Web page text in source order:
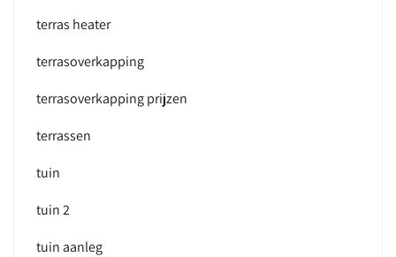
terras heater
terrasoverkapping
terrasoverkapping prijzen
terrassen
tuin
tuin 2
tuin aanleg